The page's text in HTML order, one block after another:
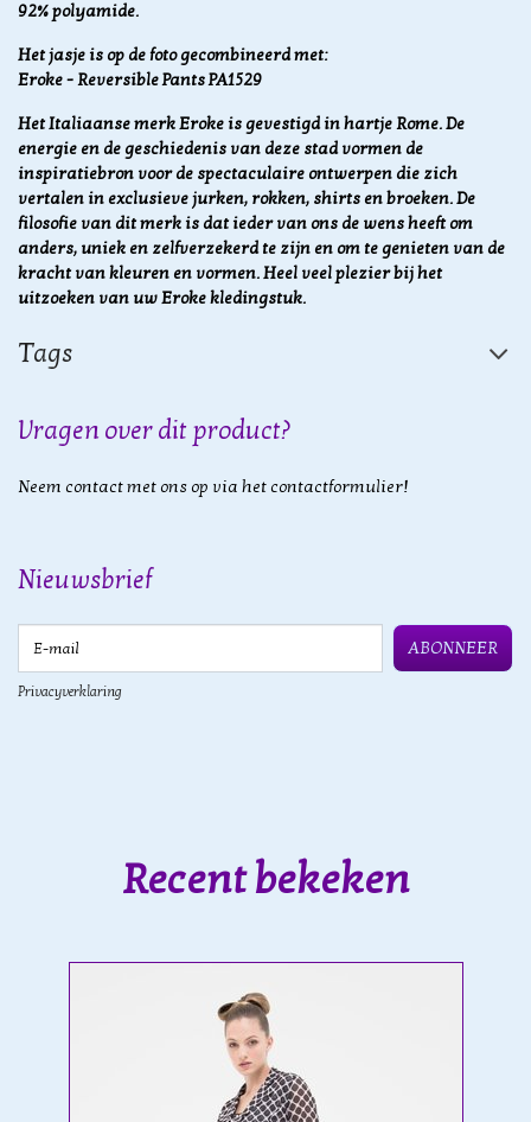
92% polyamide.
Het jasje is op de foto gecombineerd met:
Eroke - Reversible Pants PA1529
Het Italiaanse merk Eroke is gevestigd in hartje Rome. De
energie en de geschiedenis van deze stad vormen de
inspiratiebron voor de spectaculaire ontwerpen die zich
vertalen in exclusieve jurken, rokken, shirts en broeken. De
filosofie van dit merk is dat ieder van ons de wens heeft om
anders, uniek en zelfverzekerd te zijn en om te genieten van de
kracht van kleuren en vormen.Heel veel plezier bij het
uitzoeken van uw Eroke kledingstuk.
Tags
Vragen over dit product?
Neem contact met ons op via het contactformulier!
Nieuwsbrief
ABONNEER
Privacyverklaring
Recent bekeken